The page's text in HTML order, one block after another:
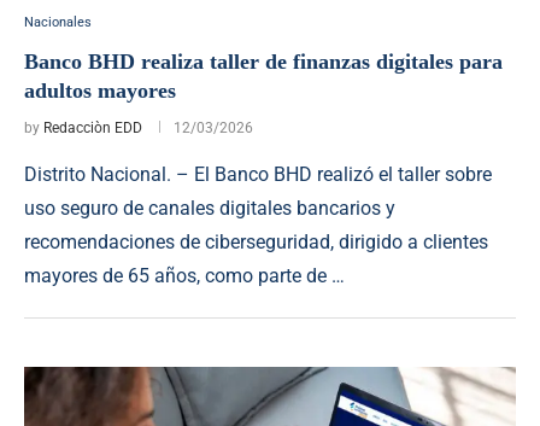
Nacionales
Banco BHD realiza taller de finanzas digitales para
adultos mayores
by Redacciòn EDD 12/03/2026
Distrito Nacional. – El Banco BHD realizó el taller sobre
uso seguro de canales digitales bancarios y
recomendaciones de ciberseguridad, dirigido a clientes
mayores de 65 años, como parte de …